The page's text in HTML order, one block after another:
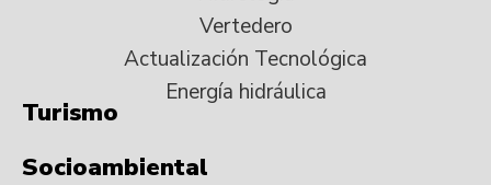
Vertedero
Actualización Tecnológica
Energía hidráulica
Turismo
Socioambiental